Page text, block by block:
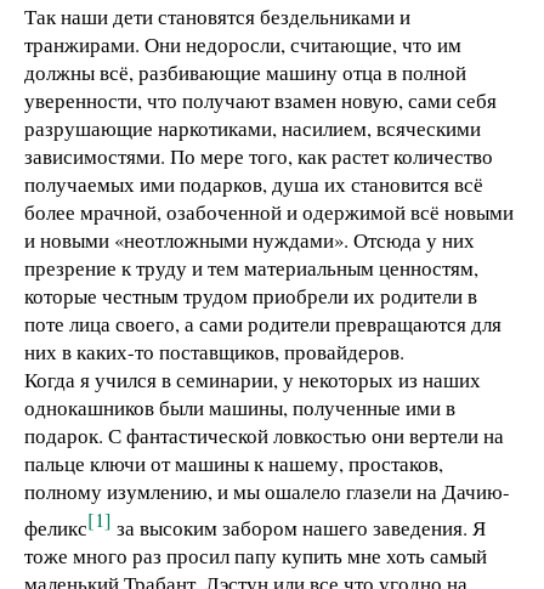
Так наши дети становятся бездельниками и
транжирами. Они недоросли, считающие, что им
должны всё, разбивающие машину отца в полной
уверенности, что получают взамен новую, сами себя
разрушающие наркотиками, насилием, всяческими
зависимостями. По мере того, как растет количество
получаемых ими подарков, душа их становится всё
более мрачной, озабоченной и одержимой всё новыми
и новыми «неотложными нуждами». Отсюда у них
презрение к труду и тем материальным ценностям,
которые честным трудом приобрели их родители в
поте лица своего, а сами родители превращаются для
них в каких-то поставщиков, провайдеров.
Когда я учился в семинарии, у некоторых из наших
однокашников были машины, полученные ими в
подарок. С фантастической ловкостью они вертели на
пальце ключи от машины к нашему, простаков,
полному изумлению, и мы ошалело глазели на Дачию-
феликс[1] за высоким забором нашего заведения. Я
тоже много раз просил папу купить мне хоть самый
маленький Трабант, Лэстун или все что угодно на